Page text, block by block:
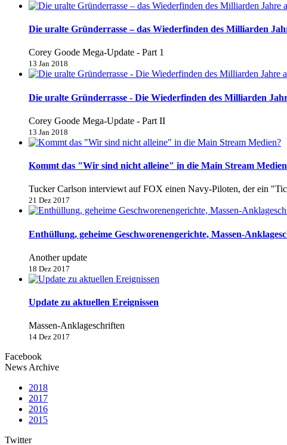
Die uralte Gründerrasse – das Wiederfinden des Milliarden
Corey Goode Mega-Update - Part 1
13 Jan 2018
Die uralte Gründerrasse - Die Wiederfinden des Milliarden
Corey Goode Mega-Update - Part II
13 Jan 2018
Kommt das "Wir sind nicht alleine" in die Main Stream
Tucker Carlson interviewt auf FOX einen Navy-Piloten, der ein
21 Dez 2017
Enthüllung, geheime Geschworenengerichte, Massen-
Another update
18 Dez 2017
Update zu aktuellen Ereignissen
Massen-Anklageschriften
14 Dez 2017
Facebook
News Archive
2018
2017
2016
2015
Twitter